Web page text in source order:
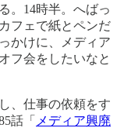
。14時半。へばっ
フェで紙とペンだ
かけに、メディア
フ会をしたいなと
、仕事の依頼をす
話「 メディア興廃